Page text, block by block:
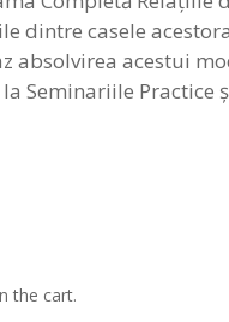
dintre casele
absolvirea acestui
Seminariile Practice
the cart.